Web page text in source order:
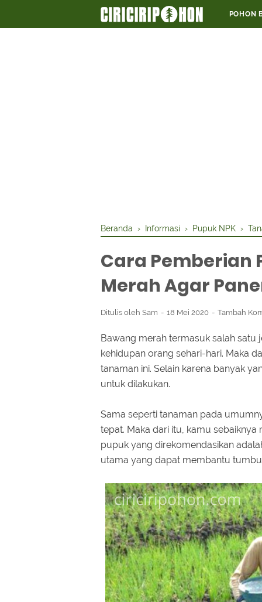
POHON
Beranda › Informasi › Pupuk NPK ›
Cara Pemberian
Merah Agar
Ditulis oleh Sam 18 Mei 2020 Tambah
Bawang merah termasuk salah satu
kehidupan orang sehari-hari. Maka
tanaman ini. Selain karena banyak
untuk dilakukan.
Sama seperti tanaman pada
tepat. Maka dari itu, kamu
pupuk yang direkomendasikan
utama yang dapat membantu